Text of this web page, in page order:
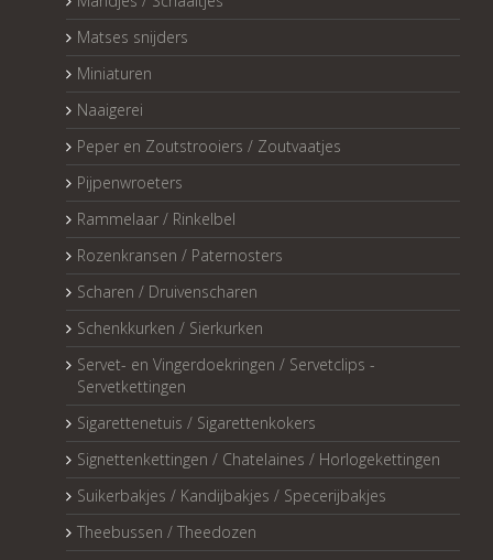
Matses snijders
Miniaturen
Naaigerei
Peper en Zoutstrooiers / Zoutvaatjes
Pijpenwroeters
Rammelaar / Rinkelbel
Rozenkransen / Paternosters
Scharen / Druivenscharen
Schenkkurken / Sierkurken
Servet- en Vingerdoekringen / Servetclips -
Servetkettingen
Sigarettenetuis / Sigarettenkokers
Signettenkettingen / Chatelaines / Horlogekettingen
Suikerbakjes / Kandijbakjes / Specerijbakjes
Theebussen / Theedozen